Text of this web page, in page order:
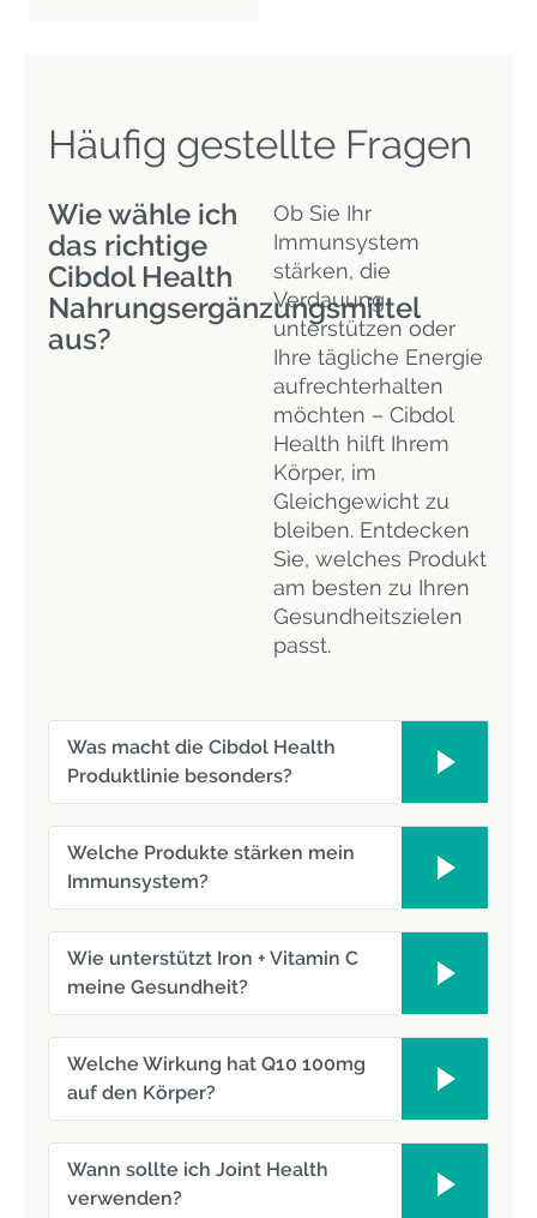
Häufig gestellte Fragen
Wie wähle ich
das richtige
Cibdol Health
Nahrungsergänzungsmittel
aus?
Ob Sie Ihr
Immunsystem
stärken, die
Verdauung
unterstützen oder
Ihre tägliche Energie
aufrechterhalten
möchten – Cibdol
Health hilft Ihrem
Körper, im
Gleichgewicht zu
bleiben. Entdecken
Sie, welches Produkt
am besten zu Ihren
Gesundheitszielen
passt.
Was macht die Cibdol Health
Produktlinie besonders?
Welche Produkte stärken mein
Immunsystem?
Wie unterstützt Iron + Vitamin C
meine Gesundheit?
Welche Wirkung hat Q10 100mg
auf den Körper?
Wann sollte ich Joint Health
verwenden?